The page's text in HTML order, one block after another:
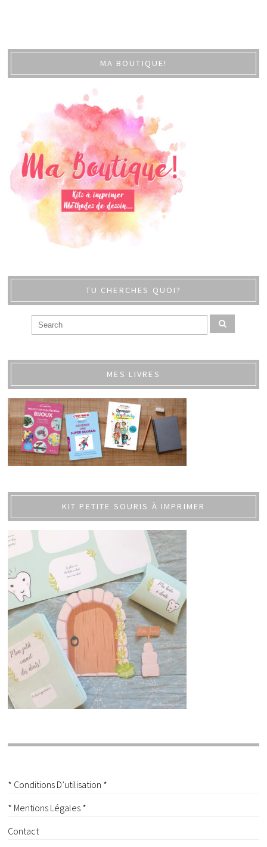
MA BOUTIQUE!
TU CHERCHES QUOI?
MES LIVRES
KIT PETITE SOURIS À IMPRIMER
* Conditions D’utilisation *
* Mentions Légales *
Contact